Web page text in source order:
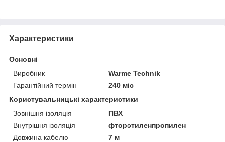
Характеристики
Основні
Виробник
Warme Technik
Гарантійний термін
240 міс
Користувальницькі характеристики
Зовнішня ізоляція
ПВХ
Внутрішня ізоляція
фторэтиленпропилен
Довжина кабелю
7 м